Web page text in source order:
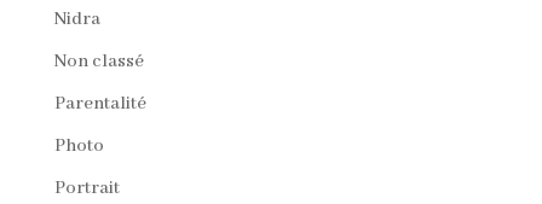
Nidra
Non classé
Parentalité
Photo
Portrait